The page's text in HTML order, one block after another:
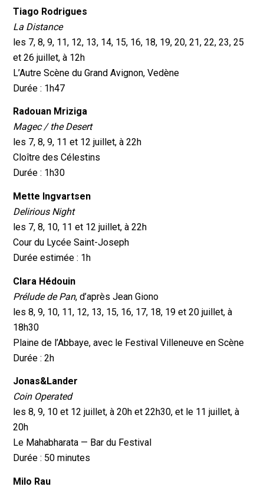
Tiago Rodrigues
La Distance
les 7, 8, 9, 11, 12, 13, 14, 15, 16, 18, 19, 20, 21, 22, 23, 25
et 26 juillet, à 12h
L’Autre Scène du Grand Avignon, Vedène
Durée : 1h47
Radouan Mriziga
Magec / the Desert
les 7, 8, 9, 11 et 12 juillet, à 22h
Cloître des Célestins
Durée : 1h30
Mette Ingvartsen
Delirious Night
les 7, 8, 10, 11 et 12 juillet, à 22h
Cour du Lycée Saint-Joseph
Durée estimée : 1h
Clara Hédouin
Prélude de Pan, d’après Jean Giono
les 8, 9, 10, 11, 12, 13, 15, 16, 17, 18, 19 et 20 juillet, à
18h30
Plaine de l’Abbaye, avec le Festival Villeneuve en Scène
Durée : 2h
Jonas&Lander
Coin Operated
les 8, 9, 10 et 12 juillet, à 20h et 22h30, et le 11 juillet, à
20h
Le Mahabharata — Bar du Festival
Durée : 50 minutes
Milo Rau